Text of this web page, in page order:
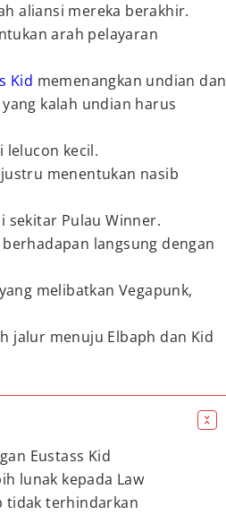
aliansi mereka berakhir.
arah pelayaran
Kid memenangkan undian dan
kalah undian harus
lelucon kecil.
menentukan nasib
sekitar Pulau Winner.
langsung dengan
melibatkan Vegapunk,
jalur menuju Elbaph dan Kid
Eustass Kid
lunak kepada Law
tidak terhindarkan